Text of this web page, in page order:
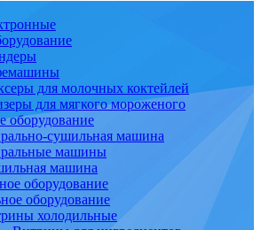
для молочных коктейлей
для мягкого мороженого
оборудование
сушильная машина
машины
машина
оборудование
оборудование
холодильные